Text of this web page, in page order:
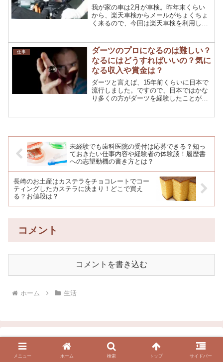
我が家の車は2月が車検。昨年末くらい
から、楽天車検からメールがちょくちょ
く来るので、今回は楽天車検を利用して
くの？気になる楽天ポイントと楽天カー
ドの利用方法、そしてどれ...
仕事
ダーツのプロになるのは難しい？
なるにはどうすればいいの？気に
なる収入や賞金は？
ダーツと言えば、15年前くらいに日本で
流行しました。ですので、日本ではかな
り多くの方がダーツを経験したことがあ
未経験でも歯科医院の受付は応募できる？知っ
ておきたい仕事内容や経験者の体験談！履歴書
への志望動機の書き方とは？
長崎のお土産はカステラをチョコレートでコー
ティングしたカステラに決まり！どこで買え
る？お値段は？
コメント
コメントを書き込む
ホーム 生活
スポンサーリンク
メニュー ホーム 検索 トップ サイドバー